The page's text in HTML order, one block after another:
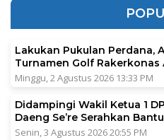
Lakukan Pukulan Perdana,
Turnamen Golf Rakerkonas
Minggu, 2 Agustus 2026 13:33 PM
Didampingi Wakil Ketua 1
Daeng Se’re Serahkan
Senin, 3 Agustus 2026 20:55 PM